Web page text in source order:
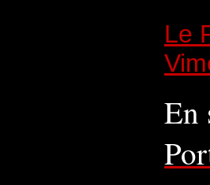
Le
En